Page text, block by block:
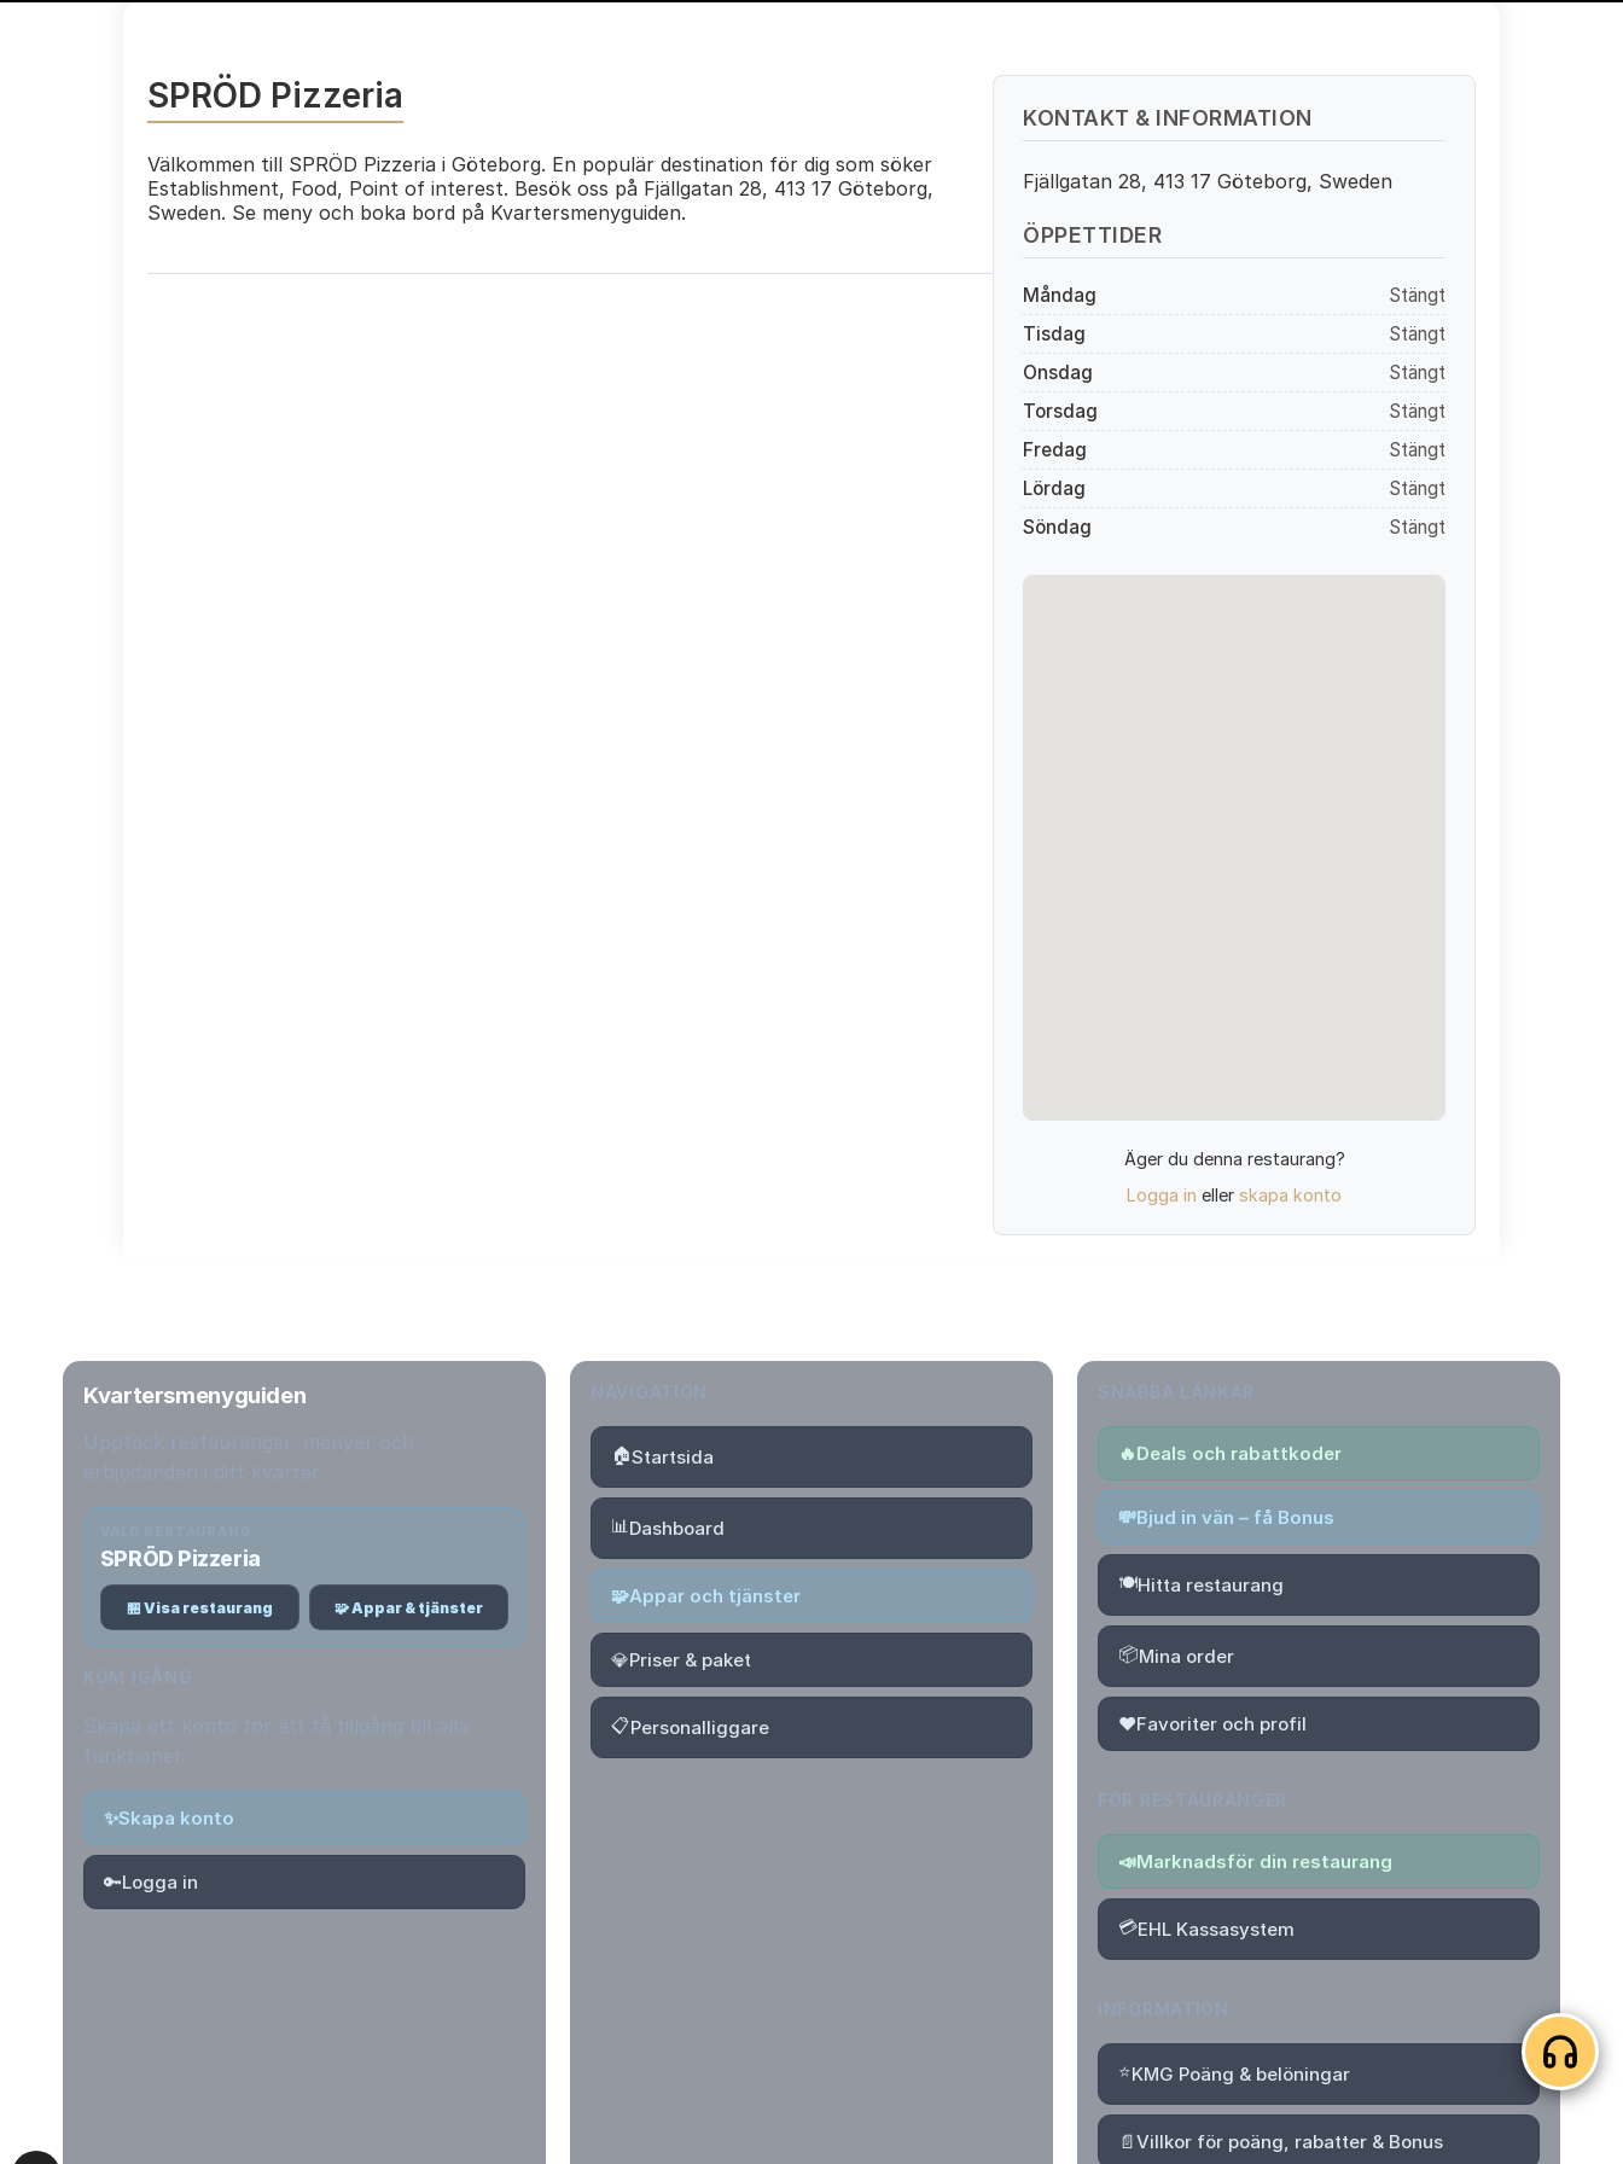
SPRÖD Pizzeria
Välkommen till SPRÖD Pizzeria i Göteborg. En populär destination för dig som söker
Establishment, Food, Point of interest. Besök oss på Fjällgatan 28, 413 17 Göteborg,
Sweden. Se meny och boka bord på Kvartersmenyguiden.
KONTAKT & INFORMATION
Fjällgatan 28, 413 17 Göteborg, Sweden
ÖPPETTIDER
Måndag
Stängt
Tisdag
Stängt
Onsdag
Stängt
Torsdag
Stängt
Fredag
Stängt
Lördag
Stängt
Söndag
Stängt
Äger du denna restaurang?
Logga in eller skapa konto
Kvartersmenyguiden
SPRÖD Pizzeria
🏪 Visa restaurang 🧩 Appar & tjänster
✨Skapa konto
🔑Logga in
🏠Startsida
📊Dashboard
🧩Appar och tjänster
💎Priser & paket
📋Personalliggare
🔥Deals och rabattkoder
💸Bjud in vän – få Bonus
🍽️Hitta restaurang
📦Mina order
❤️Favoriter och profil
📣Marknadsför din restaurang
💳EHL Kassasystem
⭐KMG Poäng & belöningar
📄Villkor för poäng, rabatter & Bonus